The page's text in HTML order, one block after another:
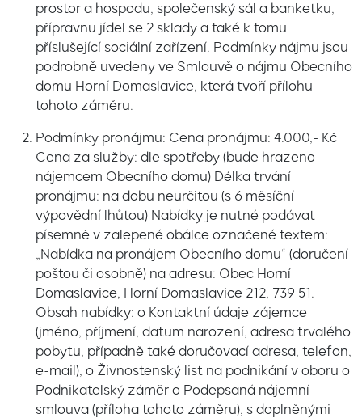
prostor a hospodu, společenský sál a banketku,
přípravnu jídel se 2 sklady a také k tomu
příslušející sociální zařízení. Podmínky nájmu jsou
podrobně uvedeny ve Smlouvě o nájmu Obecního
domu Horní Domaslavice, která tvoří přílohu
tohoto záměru.
Podmínky pronájmu: Cena pronájmu: 4.000,- Kč
Cena za služby: dle spotřeby (bude hrazeno
nájemcem Obecního domu) Délka trvání
pronájmu: na dobu neurčitou (s 6 měsíční
výpovědní lhůtou) Nabídky je nutné podávat
písemně v zalepené obálce označené textem:
„Nabídka na pronájem Obecního domu“ (doručení
poštou či osobně) na adresu: Obec Horní
Domaslavice, Horní Domaslavice 212, 739 51.
Obsah nabídky: o Kontaktní údaje zájemce
(jméno, příjmení, datum narození, adresa trvalého
pobytu, případně také doručovací adresa, telefon,
e-mail), o Živnostenský list na podnikání v oboru o
Podnikatelský záměr o Podepsaná nájemní
smlouva (příloha tohoto záměru), s doplněnými